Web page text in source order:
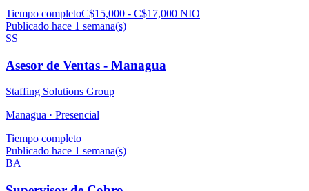
Tiempo completoC$15,000 - C$17,000 NIO
Publicado hace 1 semana(s)
SS
Asesor de Ventas - Managua
Staffing Solutions Group
Managua · Presencial
Tiempo completo
Publicado hace 1 semana(s)
BA